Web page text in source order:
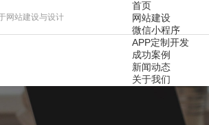
网站建设与设计
首页
网站建设
微信小程序
APP定制开发
成功案例
新闻动态
关于我们